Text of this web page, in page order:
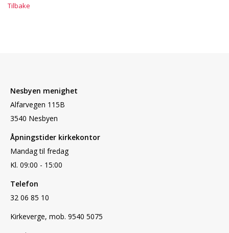
Tilbake
Nesbyen menighet
Alfarvegen 115B
3540 Nesbyen
Åpningstider kirkekontor
Mandag til fredag
Kl. 09:00 - 15:00
Telefon
32 06 85 10
Kirkeverge, mob. 9540 5075